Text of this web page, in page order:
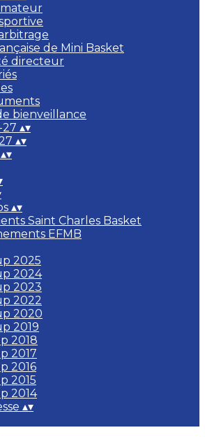
de Mini Basket
directeur
bienveillance
27 ▴▾
▴▾
▴▾
▴▾
Saint Charles Basket
EFMB
2025
2024
2023
2022
2020
2019
2018
2017
2016
2015
2014
▴▾